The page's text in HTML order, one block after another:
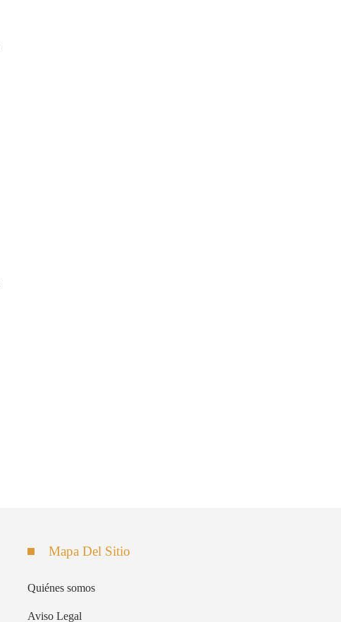
Mapa Del Sitio
Quiénes somos
Aviso Legal